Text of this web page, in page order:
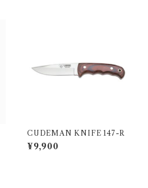
CUDEMAN KNIFE 147-R
¥9,900